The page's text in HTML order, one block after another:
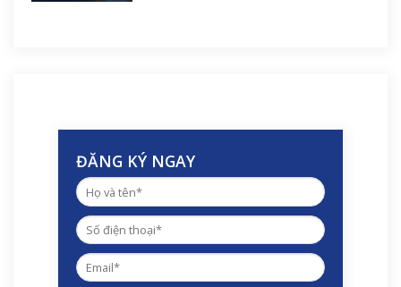
ĐĂNG KÝ NGAY